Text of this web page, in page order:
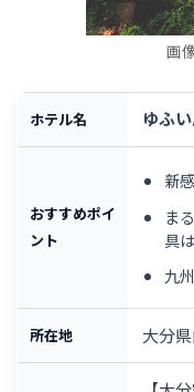
画
ホテル名 ゆふ
おすすめポイ
ント
新
ま
具
九
所在地 大分